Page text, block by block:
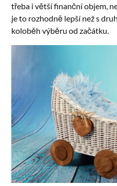
třeba i větší finanční objem,
je to rozhodně lepší než s
koloběh výběru od začátku.